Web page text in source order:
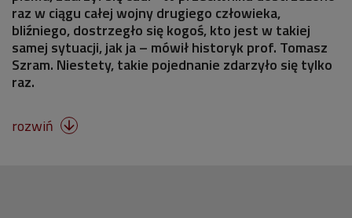
raz w ciągu całej wojny drugiego człowieka,
bliźniego, dostrzegło się kogoś, kto jest w takiej
samej sytuacji, jak ja – mówił historyk prof. Tomasz
Szram. Niestety, takie pojednanie zdarzyło się tylko
raz.
rozwiń 